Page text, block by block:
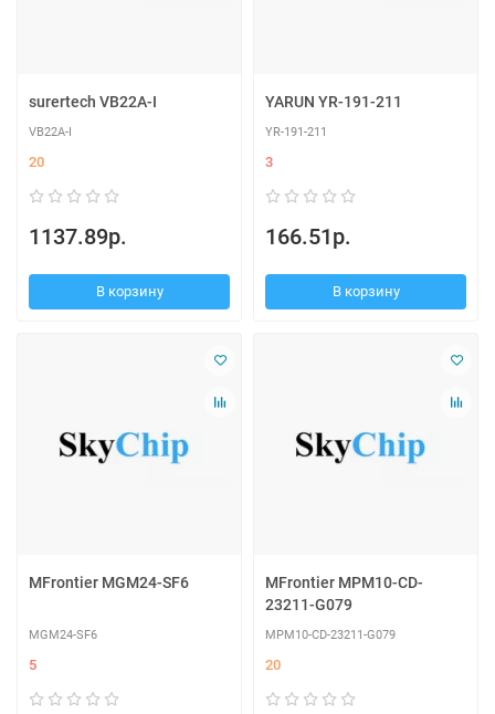
surertech VB22A-I
VB22A-I
20
1137.89р.
В корзину
YARUN YR-191-211
YR-191-211
3
166.51р.
В корзину
MFrontier MGM24-SF6
MGM24-SF6
5
MFrontier MPM10-CD-
23211-G079
MPM10-CD-23211-G079
20